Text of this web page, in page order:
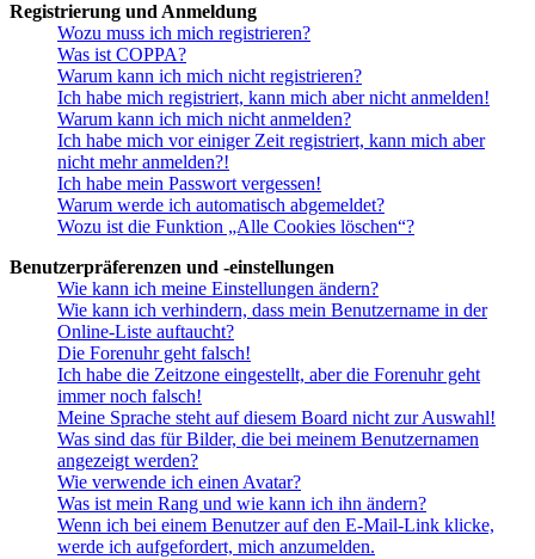
Registrierung und Anmeldung
Wozu muss ich mich registrieren?
Was ist COPPA?
Warum kann ich mich nicht registrieren?
Ich habe mich registriert, kann mich aber nicht anmelden!
Warum kann ich mich nicht anmelden?
Ich habe mich vor einiger Zeit registriert, kann mich aber
nicht mehr anmelden?!
Ich habe mein Passwort vergessen!
Warum werde ich automatisch abgemeldet?
Wozu ist die Funktion „Alle Cookies löschen“?
Benutzerpräferenzen und -einstellungen
Wie kann ich meine Einstellungen ändern?
Wie kann ich verhindern, dass mein Benutzername in der
Online-Liste auftaucht?
Die Forenuhr geht falsch!
Ich habe die Zeitzone eingestellt, aber die Forenuhr geht
immer noch falsch!
Meine Sprache steht auf diesem Board nicht zur Auswahl!
Was sind das für Bilder, die bei meinem Benutzernamen
angezeigt werden?
Wie verwende ich einen Avatar?
Was ist mein Rang und wie kann ich ihn ändern?
Wenn ich bei einem Benutzer auf den E-Mail-Link klicke,
werde ich aufgefordert, mich anzumelden.